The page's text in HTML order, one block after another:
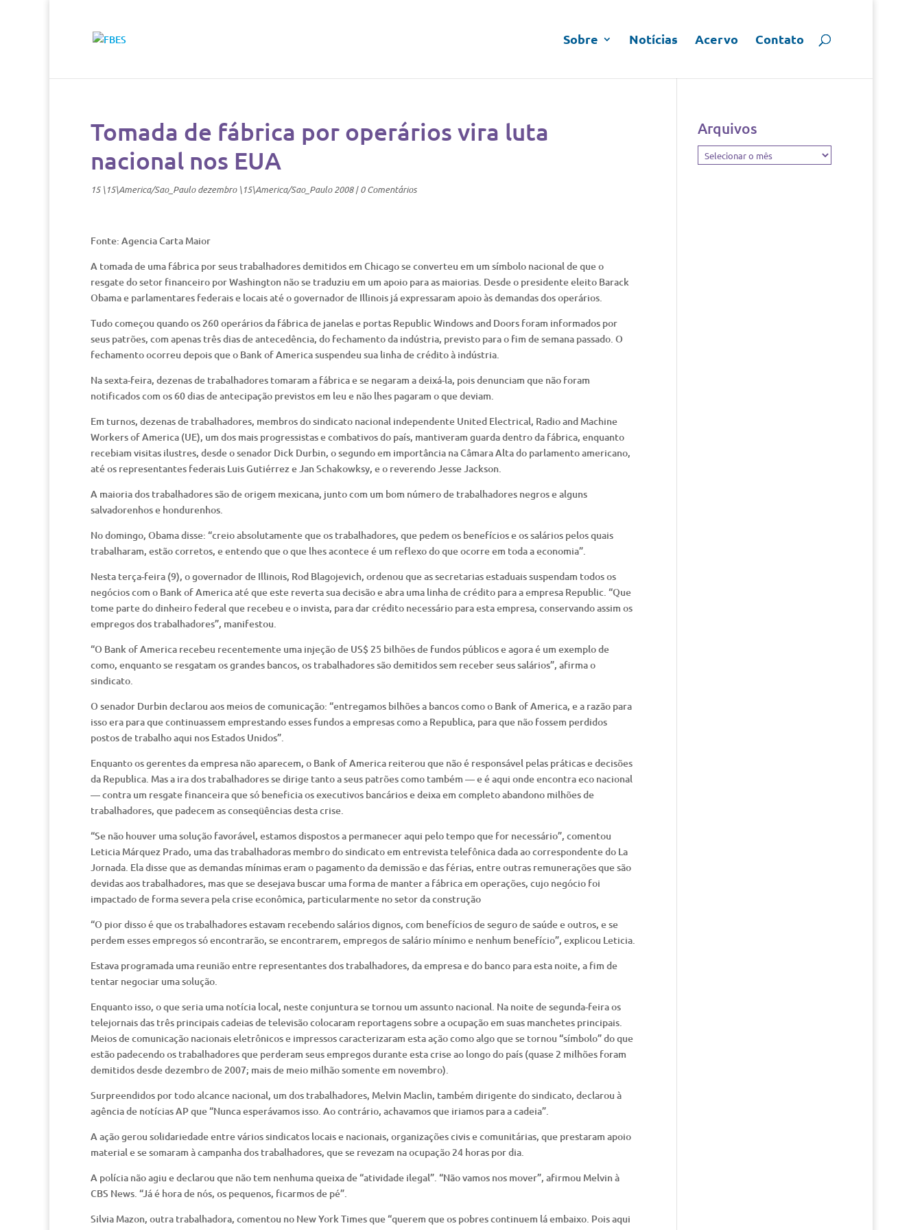
Sobre Notícias Acervo Contato
Tomada de fábrica por operários vira luta
nacional nos EUA
15 \15\America/Sao_Paulo dezembro \15\America/Sao_Paulo 2008|0 Comentários
Fonte: Agencia Carta Maior
A tomada de uma fábrica por seus trabalhadores demitidos em Chicago se converteu em um símbolo nacional de que o
resgate do setor financeiro por Washington não se traduziu em um apoio para as maiorias. Desde o presidente eleito Barack
Obama e parlamentares federais e locais até o governador de Illinois já expressaram apoio às demandas dos operários.
Tudo começou quando os 260 operários da fábrica de janelas e portas Republic Windows and Doors foram informados por
seus patrões, com apenas três dias de antecedência, do fechamento da indústria, previsto para o fim de semana passado. O
fechamento ocorreu depois que o Bank of America suspendeu sua linha de crédito à indústria.
Na sexta-feira, dezenas de trabalhadores tomaram a fábrica e se negaram a deixá-la, pois denunciam que não foram
notificados com os 60 dias de antecipação previstos em leu e não lhes pagaram o que deviam.
Em turnos, dezenas de trabalhadores, membros do sindicato nacional independente United Electrical, Radio and Machine
Workers of America (UE), um dos mais progressistas e combativos do país, mantiveram guarda dentro da fábrica, enquanto
recebiam visitas ilustres, desde o senador Dick Durbin, o segundo em importância na Câmara Alta do parlamento americano,
até os representantes federais Luis Gutiérrez e Jan Schakowksy, e o reverendo Jesse Jackson.
A maioria dos trabalhadores são de origem mexicana, junto com um bom número de trabalhadores negros e alguns
salvadorenhos e hondurenhos.
No domingo, Obama disse: “creio absolutamente que os trabalhadores, que pedem os benefícios e os salários pelos quais
trabalharam, estão corretos, e entendo que o que lhes acontece é um reflexo do que ocorre em toda a economia”.
Nesta terça-feira (9), o governador de Illinois, Rod Blagojevich, ordenou que as secretarias estaduais suspendam todos os
negócios com o Bank of America até que este reverta sua decisão e abra uma linha de crédito para a empresa Republic. “Que
tome parte do dinheiro federal que recebeu e o invista, para dar crédito necessário para esta empresa, conservando assim os
empregos dos trabalhadores”, manifestou.
“O Bank of America recebeu recentemente uma injeção de US$ 25 bilhões de fundos públicos e agora é um exemplo de
como, enquanto se resgatam os grandes bancos, os trabalhadores são demitidos sem receber seus salários”, afirma o
sindicato.
O senador Durbin declarou aos meios de comunicação: “entregamos bilhões a bancos como o Bank of America, e a razão para
isso era para que continuassem emprestando esses fundos a empresas como a Republica, para que não fossem perdidos
postos de trabalho aqui nos Estados Unidos”.
Enquanto os gerentes da empresa não aparecem, o Bank of America reiterou que não é responsável pelas práticas e decisões
da Republica. Mas a ira dos trabalhadores se dirige tanto a seus patrões como também — e é aqui onde encontra eco nacional
— contra um resgate financeira que só beneficia os executivos bancários e deixa em completo abandono milhões de
trabalhadores, que padecem as conseqüências desta crise.
“Se não houver uma solução favorável, estamos dispostos a permanecer aqui pelo tempo que for necessário”, comentou
Leticia Márquez Prado, uma das trabalhadoras membro do sindicato em entrevista telefônica dada ao correspondente do La
Jornada. Ela disse que as demandas mínimas eram o pagamento da demissão e das férias, entre outras remunerações que são
devidas aos trabalhadores, mas que se desejava buscar uma forma de manter a fábrica em operações, cujo negócio foi
impactado de forma severa pela crise econômica, particularmente no setor da construção
“O pior disso é que os trabalhadores estavam recebendo salários dignos, com benefícios de seguro de saúde e outros, e se
perdem esses empregos só encontrarão, se encontrarem, empregos de salário mínimo e nenhum benefício”, explicou Leticia.
Estava programada uma reunião entre representantes dos trabalhadores, da empresa e do banco para esta noite, a fim de
tentar negociar uma solução.
Enquanto isso, o que seria uma notícia local, neste conjuntura se tornou um assunto nacional. Na noite de segunda-feira os
telejornais das três principais cadeias de televisão colocaram reportagens sobre a ocupação em suas manchetes principais.
Meios de comunicação nacionais eletrônicos e impressos caracterizaram esta ação como algo que se tornou “símbolo” do que
estão padecendo os trabalhadores que perderam seus empregos durante esta crise ao longo do país (quase 2 milhões foram
demitidos desde dezembro de 2007; mais de meio milhão somente em novembro).
Surpreendidos por todo alcance nacional, um dos trabalhadores, Melvin Maclin, também dirigente do sindicato, declarou à
agência de notícias AP que “Nunca esperávamos isso. Ao contrário, achavamos que iriamos para a cadeia”.
A ação gerou solidariedade entre vários sindicatos locais e nacionais, organizações civis e comunitárias, que prestaram apoio
material e se somaram à campanha dos trabalhadores, que se revezam na ocupação 24 horas por dia.
A polícia não agiu e declarou que não tem nenhuma queixa de “atividade ilegal”. “Não vamos nos mover”, afirmou Melvin à
CBS News. “Já é hora de nós, os pequenos, ficarmos de pé”.
Silvia Mazon, outra trabalhadora, comentou no New York Times que “querem que os pobres continuem lá embaixo. Pois aqui
Arquivos
Arquivos